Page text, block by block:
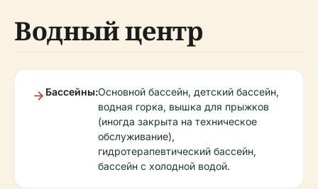
Водный центр
Бассейны:Основной бассейн, детский бассейн,
водная горка, вышка для прыжков
(иногда закрыта на техническое
обслуживание),
гидротерапевтический бассейн,
бассейн с холодной водой.